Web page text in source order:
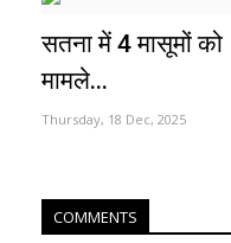
सतना में 4 मासूमों
मामले...
Thursday, 18 Dec, 2025
COMMENTS